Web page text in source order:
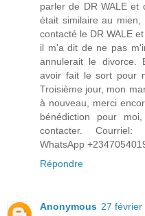
parler de DR WALE et
était similaire au
contacté le DR WALE
il m'a dit de ne pas
annulerait le divorce.
avoir fait le sort pour
Troisième jour, mon
à nouveau, merci
bénédiction pour
contacter. Courriel:
WhatsApp
Répondre
Anonymous 27